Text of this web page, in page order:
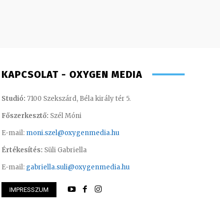
M. Veronika – könyvelő – 2014
KAPCSOLAT - OXYGEN MEDIA
Studió: 7100 Szekszárd, Béla király tér 5.
Főszerkesztő: Szél Móni
E-mail: moni.szel@oxygenmedia.hu
Értékesítés: Süli Gabriella
E-mail: gabriella.suli@oxygenmedia.hu
IMPRESSZUM